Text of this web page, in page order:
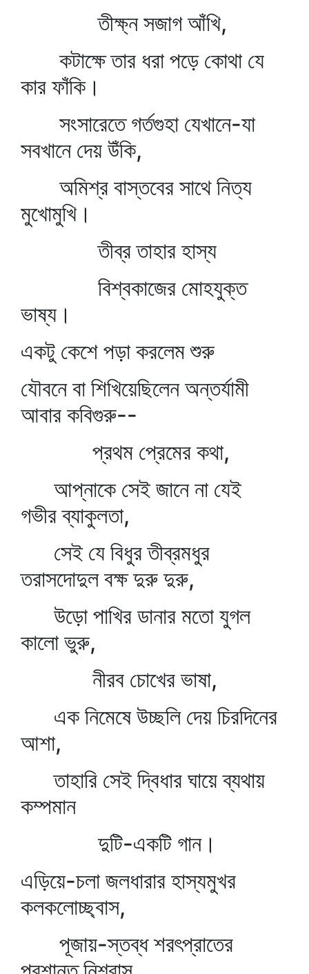
তীক্ষ্ন সজাগ আঁখি,
কটাক্ষে তার ধরা পড়ে কোথা যে
কার ফাঁকি।
সংসারেতে গর্তগুহা যেখানে-যা
সবখানে দেয় উঁকি,
অমিশ্র বাস্তবের সাথে নিত্য
মুখোমুখি।
তীব্র তাহার হাস্য
বিশ্বকাজের মোহযুক্ত
ভাষ্য।
একটু কেশে পড়া করলেম শুরু
যৌবনে বা শিখিয়েছিলেন অন্তর্যামী
আবার কবিগুরু--
প্রথম প্রেমের কথা,
আপ্‌নাকে সেই জানে না যেই
গভীর ব্যাকুলতা,
সেই যে বিধুর তীব্রমধুর
তরাসদোদুল বক্ষ দুরু দুরু,
উড়ো পাখির ডানার মতো যুগল
কালো ভুরু,
নীরব চোখের ভাষা,
এক নিমেষে উচ্ছলি দেয় চিরদিনের
আশা,
তাহারি সেই দ্বিধার ঘায়ে ব্যথায়
কম্পমান
দুটি-একটি গান।
এড়িয়ে-চলা জলধারার হাস্যমুখর
কলকলোচ্ছ্বাস,
পূজায়-স্তব্ধ শরৎপ্রাতের